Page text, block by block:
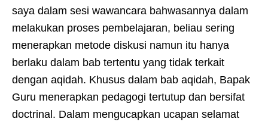
saya dalam sesi wawancara bahwasannya dalam
melakukan proses pembelajaran, beliau sering
menerapkan metode diskusi namun itu hanya
berlaku dalam bab tertentu yang tidak terkait
dengan aqidah. Khusus dalam bab aqidah, Bapak
Guru menerapkan pedagogi tertutup dan bersifat
doctrinal. Dalam mengucapkan ucapan selamat